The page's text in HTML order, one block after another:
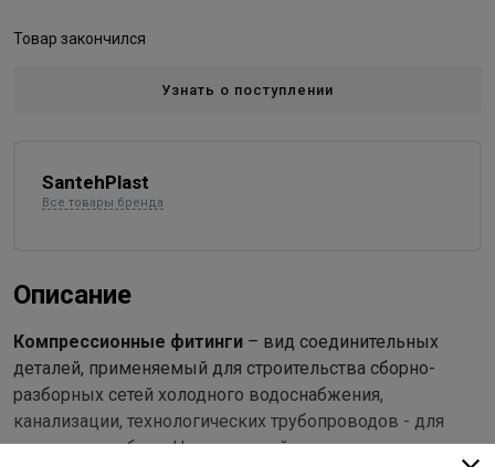
Товар закончился
Узнать о поступлении
SantehPlast
Все товары бренда
Описание
Компрессионные фитинги – вид соединительных
деталей, применяемый для строительства сборно-
разборных сетей холодного водоснабжения,
канализации, технологических трубопроводов - для
прокладки кабеля. Наш широкий ассортимент